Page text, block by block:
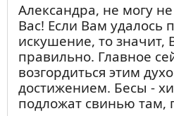
Александра, не могу
Вас! Если Вам удалось
искушение, то значит,
правильно. Главное
возгордиться этим
достижением. Бесы -
подложат свинью там,